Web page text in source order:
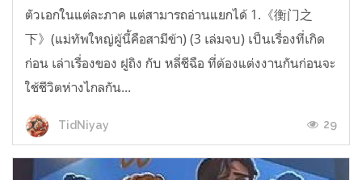
ตัวเอกในแต่ละภาค แต่สามารถอ่านแยกได้ 1.《衡门之
下》(แม่ทัพใหญ่ผู้นี้คือสามีข้า) (3 เล่มจบ) เป็นเรื่องที่เกิด
ก่อน เล่าเรื่องของ ฝูถิง กับ หลี่ชีฉือ ที่ต้องแต่งงานกันก่อนจะ
ใช้ชีวิตห่างไกลกัน...
TidNiyay 29